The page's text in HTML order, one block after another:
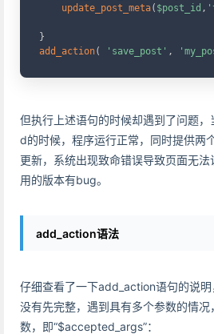
update_post_meta( $post_id ,
}
add_action( 'save_post' ,
但执行上述语句的时候却遇到了问题
d的时候，程序运行正常，同时提供两
更新，系统出现致命错误导致页面无
用的版本有bug。
add_action语法
仔细查看了一下add_action语句的说
没有先完整，遇到具有多个参数的情
数，即“$accepted_args”：